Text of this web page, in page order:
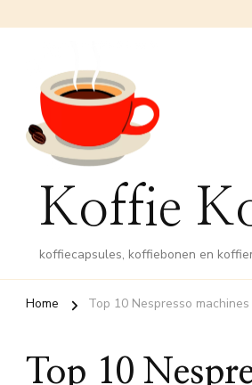
Koffie
koffiecapsules, koffiebonen en
Home Top 10 Nespresso machines
Top 10